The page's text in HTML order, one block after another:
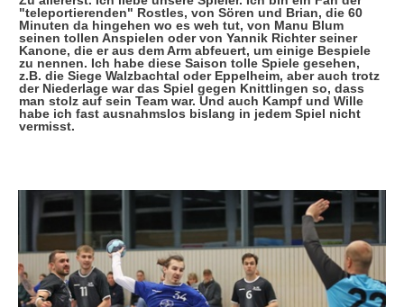
"teleportierenden" Rostles, von Sören und Brian, die 60
Minuten da hingehen wo es weh tut, von Manu Blum
seinen tollen Anspielen oder von Yannik Richter seiner
Kanone, die er aus dem Arm abfeuert, um einige Bespiele
zu nennen. Ich habe diese Saison tolle Spiele gesehen,
z.B. die Siege Walzbachtal oder Eppelheim, aber auch trotz
der Niederlage war das Spiel gegen Knittlingen so, dass
man stolz auf sein Team war. Und auch Kampf und Wille
habe ich fast ausnahmslos bislang in jedem Spiel nicht
vermisst.